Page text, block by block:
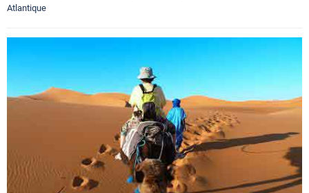
Atlantique